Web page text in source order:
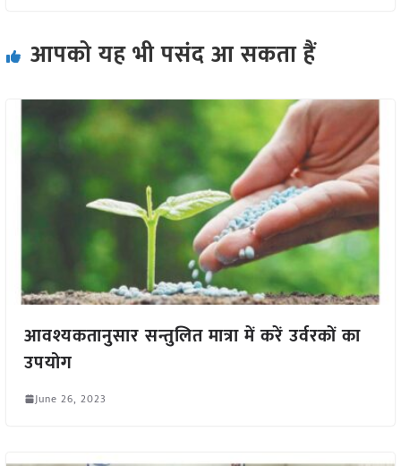
आपको यह भी पसंद आ सकता हैं
आवश्यकतानुसार सन्तुलित मात्रा में करें उर्वरकों का
उपयोग
June 26, 2023